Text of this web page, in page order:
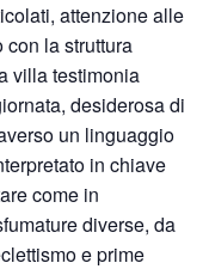
attenzione alle
la struttura
villa testimonia
desiderosa di
un linguaggio
in chiave
come in
diverse, da
e prime